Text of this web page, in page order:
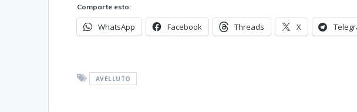
Comparte esto:
WhatsApp Facebook Threads X
AVELLUTO